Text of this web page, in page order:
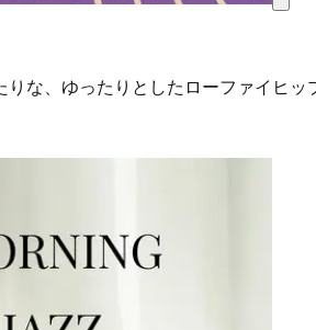
りな、ゆったりとしたローファイヒ